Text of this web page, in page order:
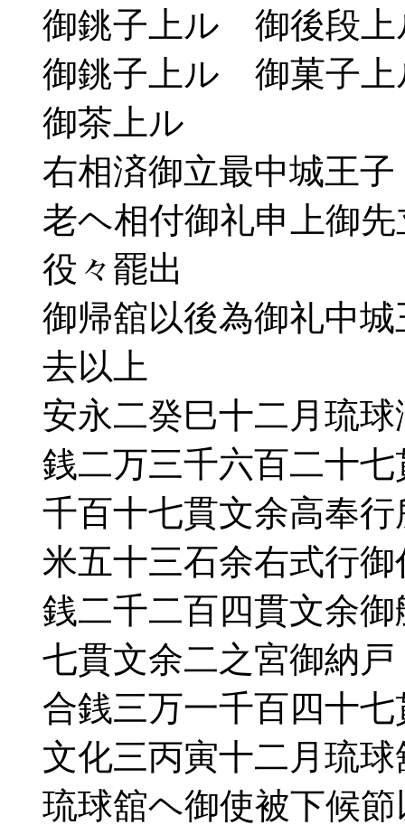
御銚子上ル 御後段上
御銚子上ル 御菓子上
御茶上ル
右相済御立最中城王
老ヘ相付御礼申上御先
役々罷出
御帰舘以後為御礼中
去以上
安永二癸巳十二月琉球
銭二万三千六百二十七
千百十七貫文余高奉行
米五十三石余右式行御
銭二千二百四貫文余御
七貫文余二之宮御納戸
合銭三万一千百四十七
文化三丙寅十二月琉球
琉球舘ヘ御使被下候節